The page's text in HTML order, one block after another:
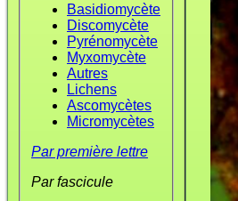
Basidiomycète
Discomycète
Pyrénomycète
Myxomycète
Autres
Lichens
Ascomycètes
Micromycètes
Par première lettre
Par fascicule